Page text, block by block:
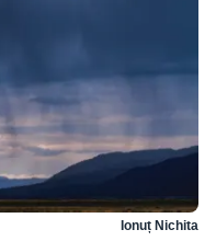
Ionuț Nichita